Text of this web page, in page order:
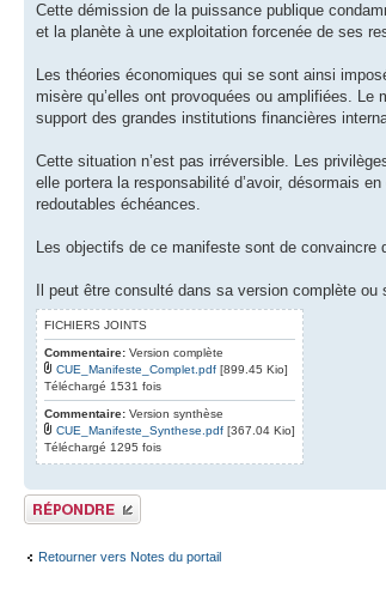
Cette démission de la puissance publique
et la planète à une exploitation forcenée de ses
Les théories économiques qui se sont ainsi
misère qu’elles ont provoquées ou amplifiées.
support des grandes institutions financières
Cette situation n’est pas irréversible. Les
elle portera la responsabilité d’avoir, désormais
redoutables échéances.
Les objectifs de ce manifeste sont de convaincre
Il peut être consulté dans sa version complète
FICHIERS JOINTS
Commentaire: Version complète
CUE_Manifeste_Complet.pdf [899.45 Kio]
Téléchargé 1531 fois
Commentaire: Version synthèse
CUE_Manifeste_Synthese.pdf [367.04 Kio]
Téléchargé 1295 fois
Répondre
Retourner vers Notes du portail